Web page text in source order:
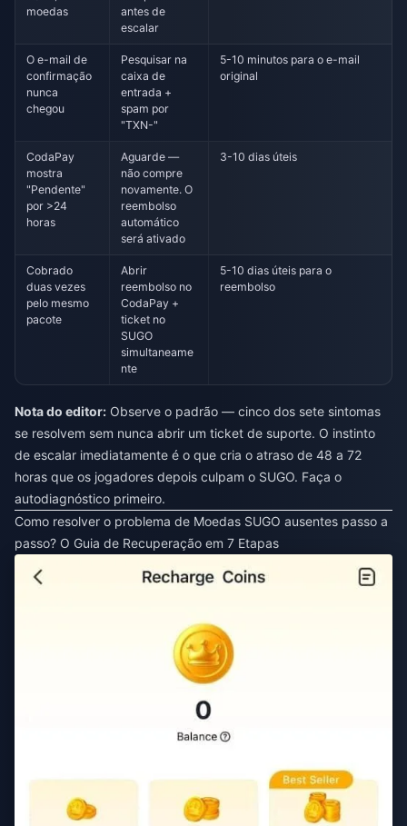
moedas
antes de
escalar
O e-mail de
confirmação
nunca
chegou
Pesquisar na
caixa de
entrada +
spam por
"TXN-"
5-10 minutos para o e-mail
original
CodaPay
mostra
"Pendente"
por >24
horas
Aguarde —
não compre
novamente. O
reembolso
automático
será ativado
3-10 dias úteis
Cobrado
duas vezes
pelo mesmo
pacote
Abrir
reembolso no
CodaPay +
ticket no
SUGO
simultaneame
nte
5-10 dias úteis para o
reembolso
Nota do editor: Observe o padrão — cinco dos sete sintomas
se resolvem sem nunca abrir um ticket de suporte. O instinto
de escalar imediatamente é o que cria o atraso de 48 a 72
horas que os jogadores depois culpam o SUGO. Faça o
autodiagnóstico primeiro.
Como resolver o problema de Moedas SUGO ausentes passo a
passo? O Guia de Recuperação em 7 Etapas